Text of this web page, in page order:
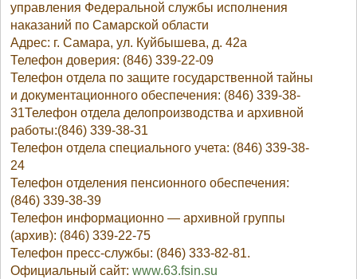
управления Федеральной службы исполнения
наказаний по Самарской области
Адрес: г. Самара, ул. Куйбышева, д. 42а
Телефон доверия: (846) 339-22-09
Телефон отдела по защите государственной тайны
и документационного обеспечения: (846) 339-38-
31Телефон отдела делопроизводства и архивной
работы:(846) 339-38-31
Телефон отдела специального учета: (846) 339-38-
24
Телефон отделения пенсионного обеспечения:
(846) 339-38-39
Телефон информационно — архивной группы
(архив): (846) 339-22-75
Телефон пресс-службы: (846) 333-82-81.
Официальный сайт:www.63.fsin.su